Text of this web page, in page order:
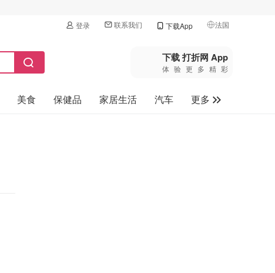
登录 联系我们 下载App 法国
🇺🇸美国
🇨🇳中国
🇨🇦加拿大
下载 打折网 App
体验更多精彩
美食 保健品 家居生活 汽车
更多